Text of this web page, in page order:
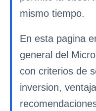
mismo tiempo.
En esta pagina
general del
con criterios de
inversion,